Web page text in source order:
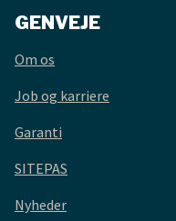
GENVEJE
Om os
Job og karriere
Garanti
SITEPAS
Nyheder